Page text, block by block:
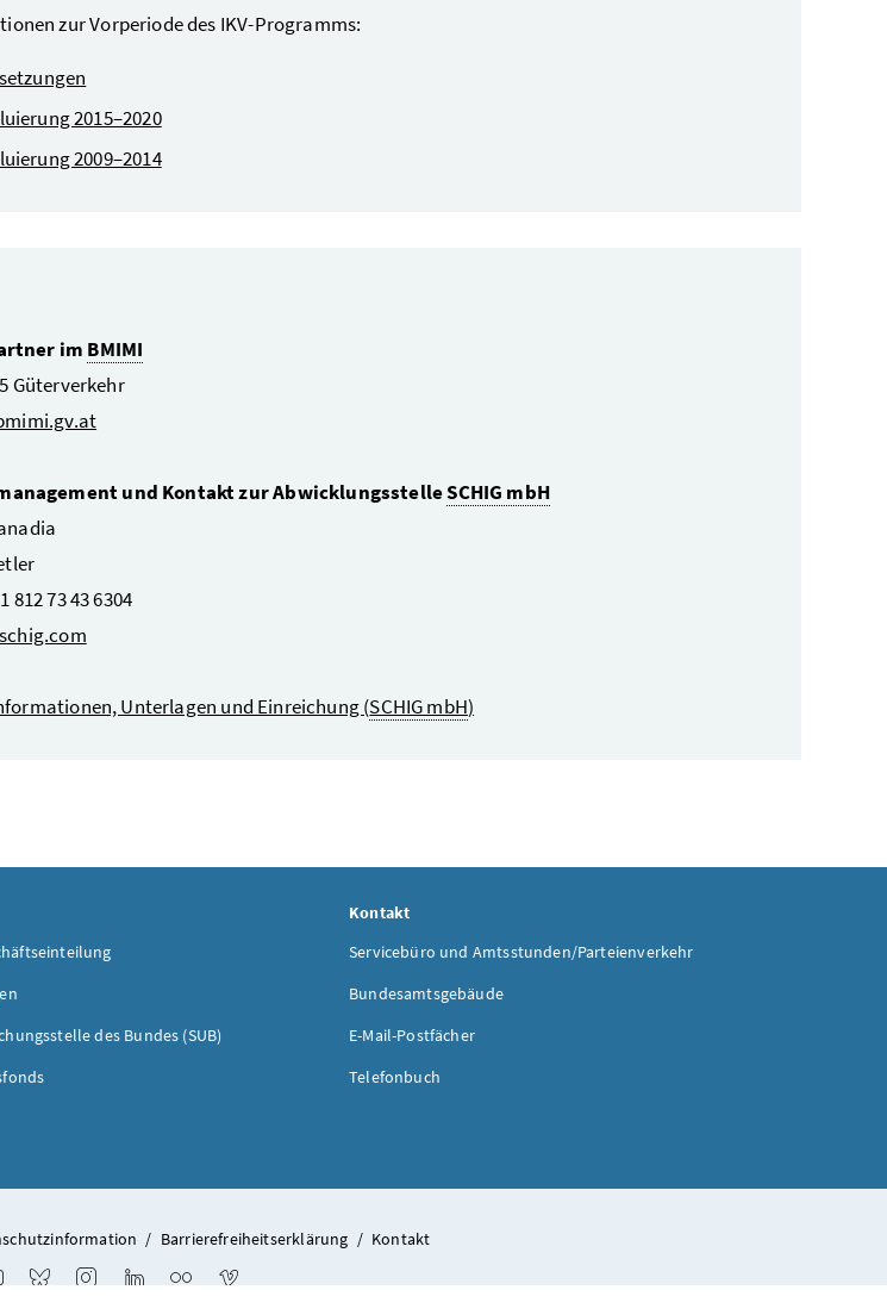
zur Vorperiode des IKV-Programms:
2015–2020
2009–2014
im BMIMI
Güterverkehr
und Kontakt zur AbwicklungsstelleSCHIG mbH
812 73 43 6304
Unterlagen und Einreichung (SCHIG mbH)
des Bundes (SUB)
Kontakt
Servicebüro und Amtsstunden/Parteienverkehr
Bundesamtsgebäude
E-Mail-Postfächer
Telefonbuch
/ Barrierefreiheitserklärung / Kontakt
Youtube Bluesky InstagramLinkedIn Flickr